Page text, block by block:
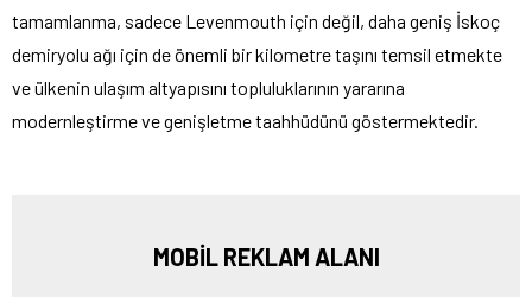
tamamlanma, sadece Levenmouth için değil, daha geniş İskoç
demiryolu ağı için de önemli bir kilometre taşını temsil etmekte
ve ülkenin ulaşım altyapısını topluluklarının yararına
modernleştirme ve genişletme taahhüdünü göstermektedir.
MOBİL REKLAM ALANI